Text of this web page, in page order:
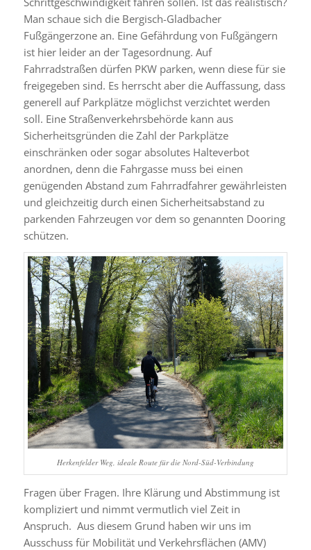
Man schaue sich die Bergisch-Gladbacher
Fußgängerzone an. Eine Gefährdung von Fußgängern
ist hier leider an der Tagesordnung. Auf
Fahrradstraßen dürfen PKW parken, wenn diese für sie
freigegeben sind. Es herrscht aber die Auffassung, dass
generell auf Parkplätze möglichst verzichtet werden
soll. Eine Straßenverkehrsbehörde kann aus
Sicherheitsgründen die Zahl der Parkplätze
einschränken oder sogar absolutes Halteverbot
anordnen, denn die Fahrgasse muss bei einen
genügenden Abstand zum Fahrradfahrer gewährleisten
und gleichzeitig durch einen Sicherheitsabstand zu
parkenden Fahrzeugen vor dem so genannten Dooring
schützen.
Herkenfelder Weg, ideale Route für die Nord-Süd-Verbindung
Fragen über Fragen. Ihre Klärung und Abstimmung ist
kompliziert und nimmt vermutlich viel Zeit in
Anspruch. Aus diesem Grund haben wir uns im
Ausschuss für Mobilität und Verkehrsflächen (AMV)